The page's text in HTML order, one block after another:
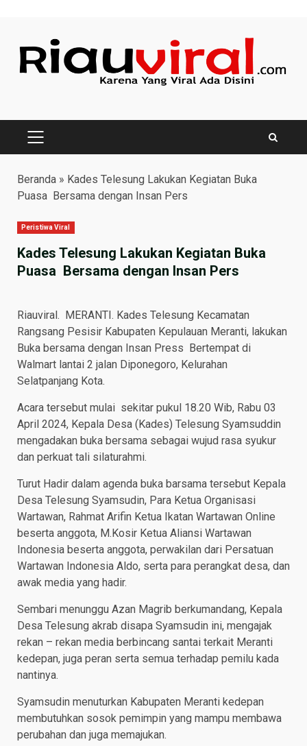
content
PRIMARY
Beranda » Kades Telesung Lakukan Kegiatan Buka
Puasa Bersama dengan Insan Pers
Peristiwa Viral
Kades Telesung Lakukan Kegiatan Buka
Puasa Bersama dengan Insan Pers
Riauviral. MERANTI. Kades Telesung Kecamatan
Rangsang Pesisir Kabupaten Kepulauan Meranti, lakukan
Buka bersama dengan Insan Press Bertempat di
Walmart lantai 2 jalan Diponegoro, Kelurahan
Selatpanjang Kota.
Acara tersebut mulai sekitar pukul 18.20 Wib, Rabu 03
April 2024, Kepala Desa (Kades) Telesung Syamsuddin
mengadakan buka bersama sebagai wujud rasa syukur
dan perkuat tali silaturahmi.
Turut Hadir dalam agenda buka barsama tersebut Kepala
Desa Telesung Syamsudin, Para Ketua Organisasi
Wartawan, Rahmat Arifin Ketua Ikatan Wartawan Online
beserta anggota, M.Kosir Ketua Aliansi Wartawan
Indonesia beserta anggota, perwakilan dari Persatuan
Wartawan Indonesia Aldo, serta para perangkat desa, dan
awak media yang hadir.
Sembari menunggu Azan Magrib berkumandang, Kepala
Desa Telesung akrab disapa Syamsudin ini, mengajak
rekan – rekan media berbincang santai terkait Meranti
kedepan, juga peran serta semua terhadap pemilu kada
nantinya.
Syamsudin menuturkan Kabupaten Meranti kedepan
membutuhkan sosok pemimpin yang mampu membawa
perubahan dan juga memajukan.